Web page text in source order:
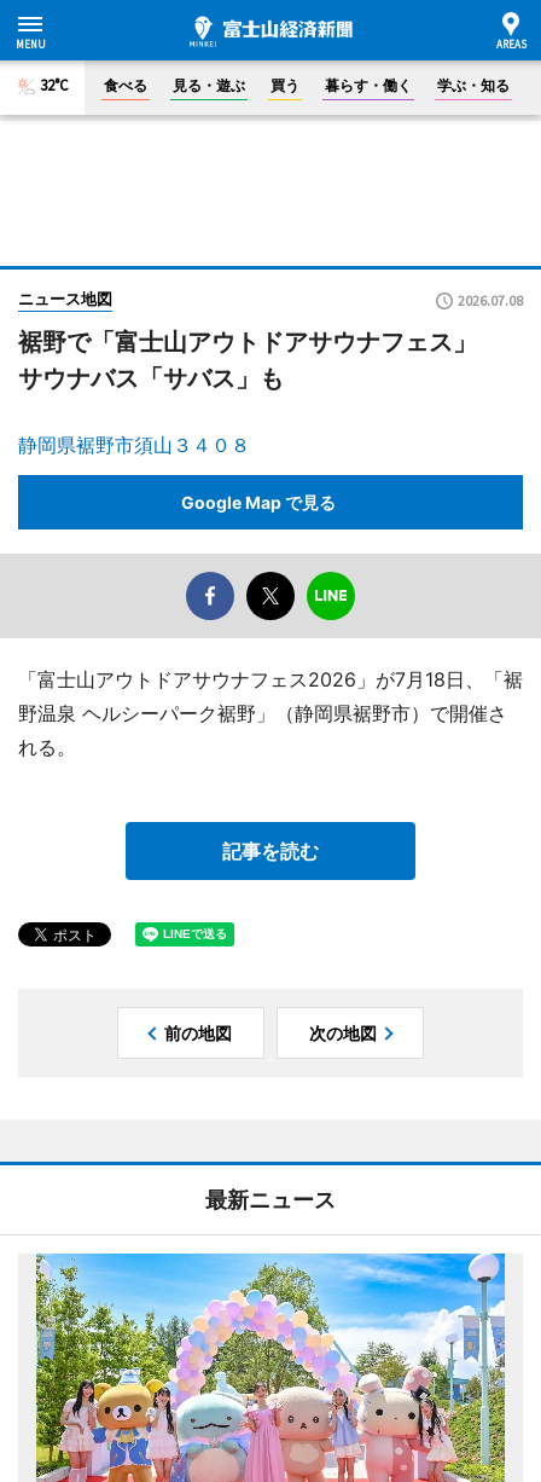
32°C 食べる 見る・遊ぶ 買う 暮らす・働く 学ぶ・知る
ニュース地図 2026.07.08
裾野で「富士山アウトドアサウナフェス」
サウナバス「サバス」も
静岡県裾野市須山３４０８
Google Map で見る
「富士山アウトドアサウナフェス2026」が7月18日、「裾
野温泉 ヘルシーパーク裾野」（静岡県裾野市）で開催さ
れる。
記事を読む
前の地図 次の地図
最新ニュース